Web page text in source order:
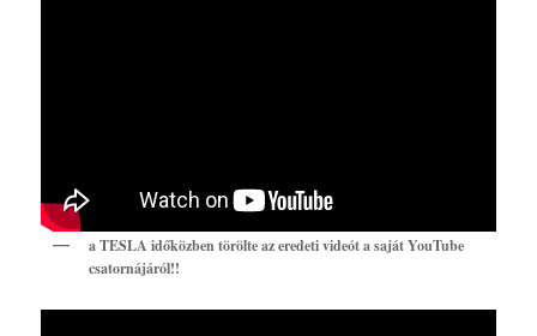
a TESLA időközben törölte az eredeti videót a saját YouTube
csatornájáról!!